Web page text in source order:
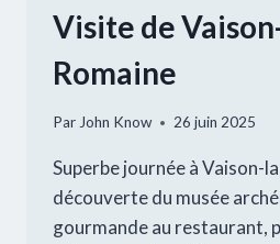
Visite de
Romaine
Par John Know 26 juin 2025
Superbe journée à Vaison-
découverte du musée
gourmande au restaurant,